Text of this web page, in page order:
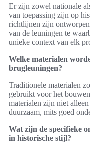
Er zijn zowel nationale
van toepassing zijn op
richtlijnen zijn
van de leuningen te
unieke context van elk
Welke materialen
brugleuningen?
Traditionele materialen
gebruikt voor het
materialen zijn niet
duurzaam, mits goed
Wat zijn de specifieke
in historische stijl?